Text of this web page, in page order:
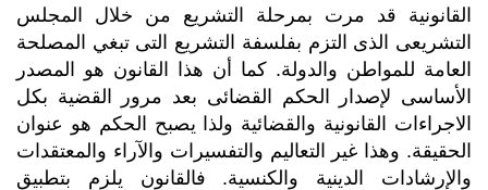
القانونية قد مرت بمرحلة التشريع من خلال المجلس
التشريعى الذى التزم بفلسفة التشريع التى تبغي المصلحة
العامة للمواطن والدولة. كما أن هذا القانون هو المصدر
الأساسى لإصدار الحكم القضائى بعد مرور القضية بكل
الاجراءات القانونية والقضائية ولذا يصبح الحكم هو عنوان
الحقيقة. وهذا غير التعاليم والتفسيرات والآراء والمعتقدات
والإرشادات الدينية والكنسية. فالقانون يلزم بتطبيق